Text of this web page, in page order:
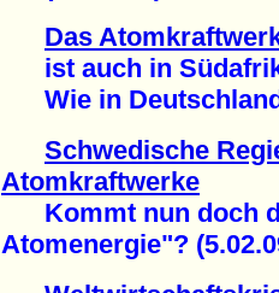
Das
ist auch in
Wie in
Schwedische
Atomkraftwerke
Kommt nun doch
Atomenergie"?